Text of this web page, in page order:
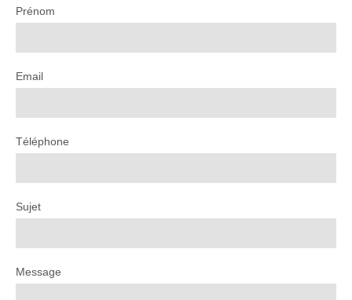
Prénom
Email
Téléphone
Sujet
Message